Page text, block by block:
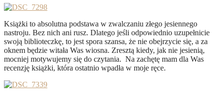
Książki to absolutna podstawa w zwalczaniu złego jesiennego
nastroju. Bez nich ani rusz. Dlatego jeśli odpowiednio uzupełnicie
swoją biblioteczkę, to jest spora szansa, że nie obejrzycie się, a za
oknem będzie witała Was wiosna. Zresztą kiedy, jak nie jesienią,
mocniej motywujemy się do czytania. Na zachętę mam dla Was
recenzję książki, która ostatnio wpadła w moje ręce.